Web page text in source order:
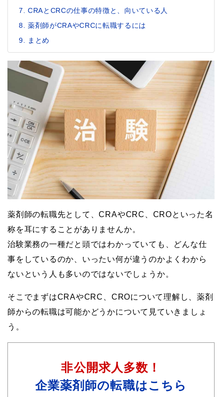
CRAとCRCの仕事の特徴と、向いている人
薬剤師がCRAやCRCに転職するには
まとめ
薬剤師の転職先として、CRAやCRC、CROといった名
称を耳にすることがありませんか。
治験業務の一種だと頭ではわかっていても、どんな仕
事をしているのか、いったい何が違うのかよくわから
ないという人も多いのではないでしょうか。
そこでまずはCRAやCRC、CROについて理解し、薬剤
師からの転職は可能かどうかについて見ていきましょ
う。
非公開求人多数！
企業薬剤師の転職はこちら